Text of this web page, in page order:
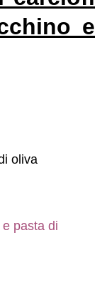
e
oliva
e pasta di